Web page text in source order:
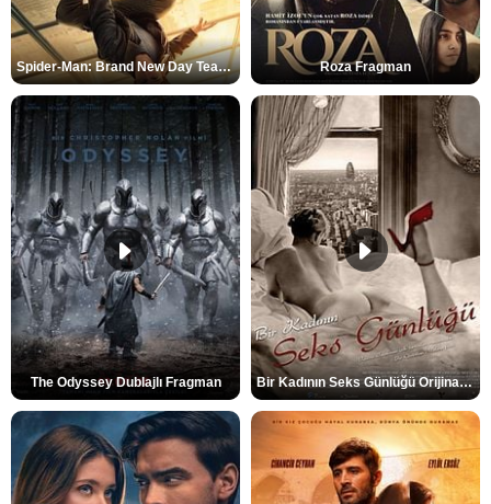
Spider-Man: Brand New Day Teaser Roza Fragman
The Odyssey Dublajlı Fragman Bir Kadının Seks Günlüğü Orijinal Fragman